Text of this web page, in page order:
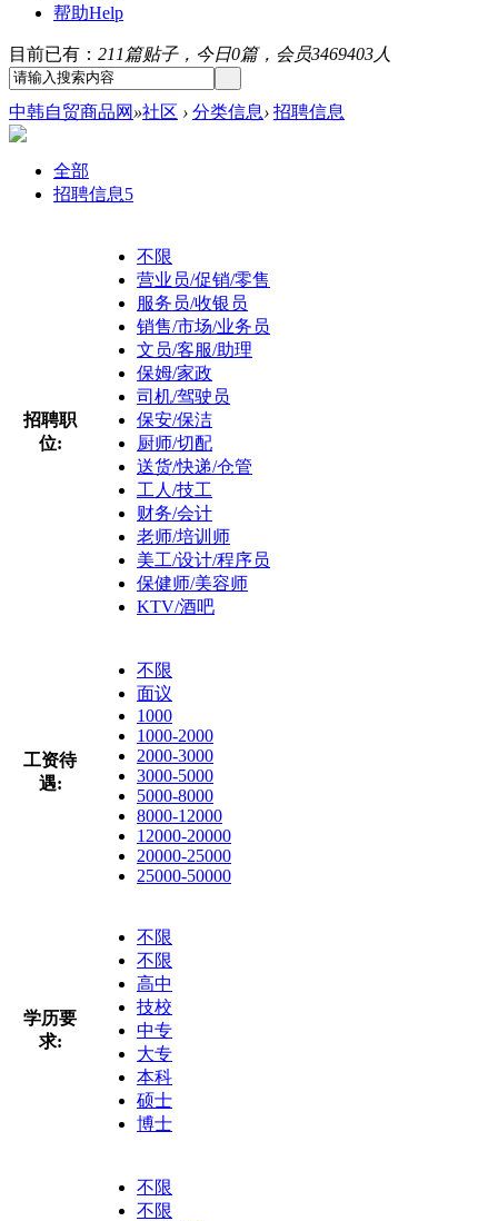
帮助Help
目前已有： 211篇贴子，今日0篇，会员3469403人
中韩自贸商品网 »社区 › 分类信息› 招聘信息
全部
招聘信息5
招聘职
位:
不限
营业员/促销/零售
服务员/收银员
销售/市场/业务员
文员/客服/助理
保姆/家政
司机/驾驶员
保安/保洁
厨师/切配
送货/快递/仓管
工人/技工
财务/会计
老师/培训师
美工/设计/程序员
保健师/美容师
KTV/酒吧
工资待
遇:
不限
面议
1000
1000-2000
2000-3000
3000-5000
5000-8000
8000-12000
12000-20000
20000-25000
25000-50000
学历要
求:
不限
不限
高中
技校
中专
大专
本科
硕士
博士
不限
不限